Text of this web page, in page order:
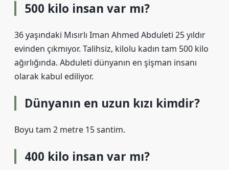
500 kilo insan var mı?
36 yaşındaki Mısırlı Iman Ahmed Abduleti 25 yıldır
evinden çıkmıyor. Talihsiz, kilolu kadın tam 500 kilo
ağırlığında. Abduleti dünyanın en şişman insanı
olarak kabul ediliyor.
Dünyanın en uzun kızı kimdir?
Boyu tam 2 metre 15 santim.
400 kilo insan var mı?